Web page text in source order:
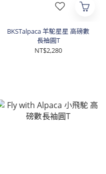
BKSTalpaca 羊駝星星 高磅數
長袖圓T
NT$2,280